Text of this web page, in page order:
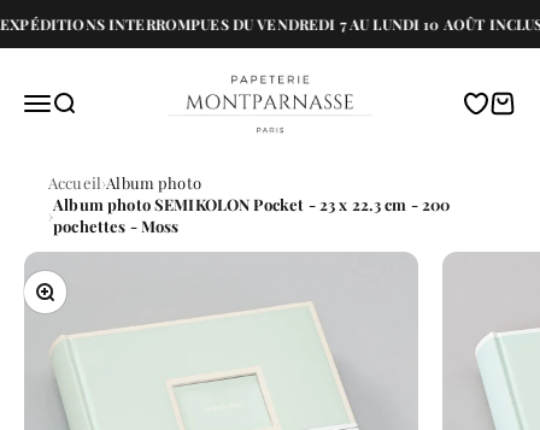
Passer au contenuINTERROMPUES DU VENDREDI 7 AU LUNDI 10 AOÛT
MenuRecherche
Papeterie Montparnasse
Accueil Album photo
Album photo SEMIKOLON Pocket - 23 x 22.3 cm - 200
pochettes - Moss
Zoomer sur l'image